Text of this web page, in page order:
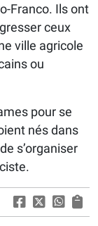
Franco. Ils ont
ceux
ville agricole
ou
pour se
nés dans
s’organiser